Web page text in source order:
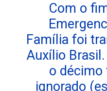
Com o
Família foi
Auxílio
o
ignorado